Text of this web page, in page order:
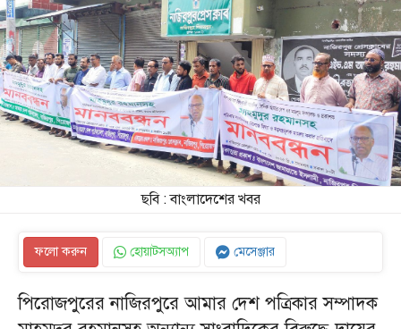
ছবি : বাংলাদেশের খবর
ফলো করুন হোয়াটসঅ্যাপ মেসেঞ্জার
পিরোজপুরের নাজিরপুরে আমার দেশ পত্রিকার সম্পাদক